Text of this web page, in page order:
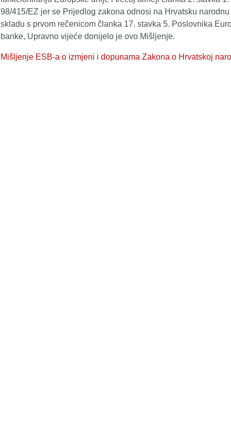
98/415/EZ jer se Prijedlog zakona odnosi na Hrvatsku
skladu s prvom rečenicom članka 17. stavka 5. Poslovnika
banke, Upravno vijeće donijelo je ovo Mišljenje.
Mišljenje ESB-a o izmjeni i dopunama Zakona o Hrvatskoj